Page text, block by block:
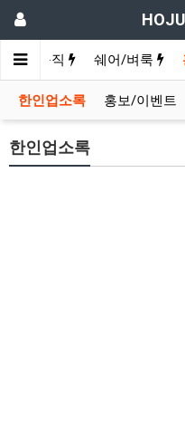
구인/구직 쉐어/벼룩
한인업소록 홍보/이벤트
한인업소록